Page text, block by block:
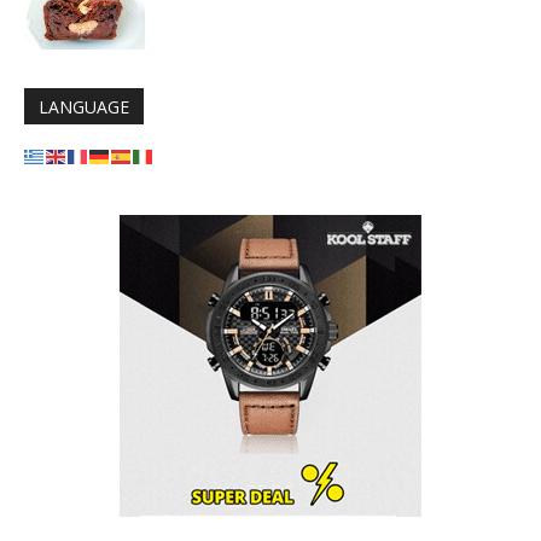
LANGUAGE